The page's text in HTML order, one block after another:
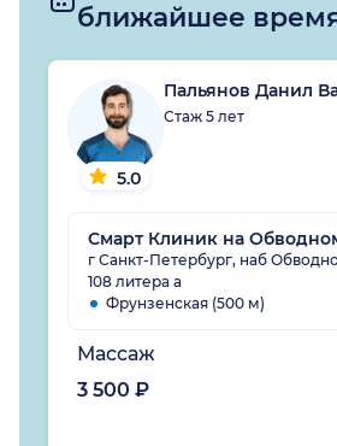
ближайшее
5.0
Пальянов Данил
Стаж 5 лет
Смарт Клиник на
г Санкт-Петербург, наб
108 литера а
Фрунзенская (500 м)
Массаж
3 500 ₽